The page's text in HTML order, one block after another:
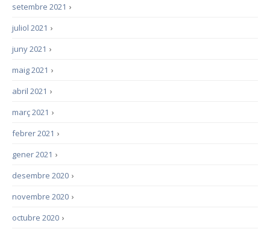
›
setembre 2021
›
juliol 2021
›
juny 2021
›
maig 2021
›
abril 2021
›
març 2021
›
febrer 2021
›
gener 2021
›
desembre 2020
›
novembre 2020
›
octubre 2020